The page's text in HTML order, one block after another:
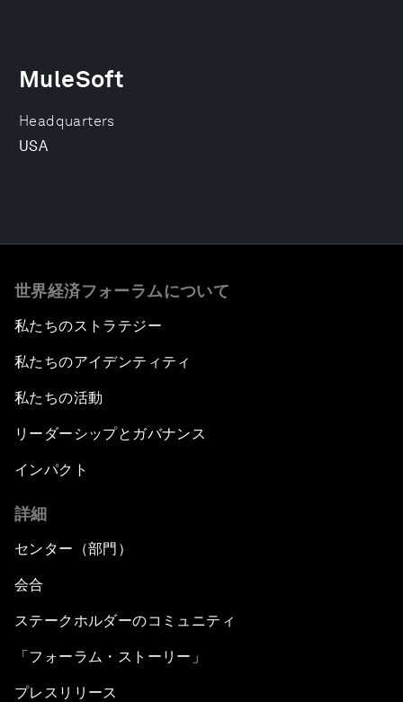
Headquarters
USA
MuleSoft
世界経済フォーラムについて
私たちのストラテジー
私たちのアイデンティティ
私たちの活動
リーダーシップとガバナンス
インパクト
詳細
センター（部門）
会合
ステークホルダーのコミュニティ
「フォーラム・ストーリー」
プレスリリース